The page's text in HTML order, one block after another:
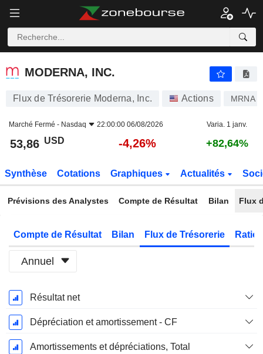
MODERNA, INC.
MODERNA, INC.
Flux de Trésorerie Moderna, Inc. Actions MRNA
Marché Fermé - Nasdaq 22:00:00 06/08/2026 Varia. 1 janv.
53,86 USD -4,26% +82,64%
Synthèse Cotations Graphiques Actualités
Prévisions des Analystes Compte de Résultat Bilan Flux
Compte de Résultat Bilan Flux de Trésorerie
Annuel
Période
Fiscale:
Décembre
Résultat net
Dépréciation et amortissement - CF
Amortissements et dépréciations, Total